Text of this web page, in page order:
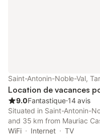
Saint-Antonin-Noble-Val,
Location de vacances
9.0Fantastique⋅14 avis
Situated in Saint-Antonin-
and 35 km from Mauriac
accommodation with free
WiFi Internet
TV